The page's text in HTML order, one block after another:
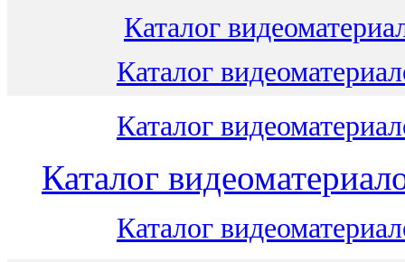
Каталог
Каталог
Каталог
Каталог
Каталог